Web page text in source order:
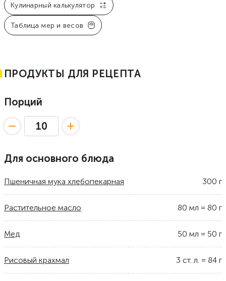
Кулинарный калькулятор
Таблица мер и весов
ПРОДУКТЫ ДЛЯ РЕЦЕПТА
Порций
Для основного блюда
Пшеничная мука хлебопекарная 300 г
Растительное масло 80 мл = 80 г
Мед 50 мл = 50 г
Рисовый крахмал 3 ст. л. = 84 г